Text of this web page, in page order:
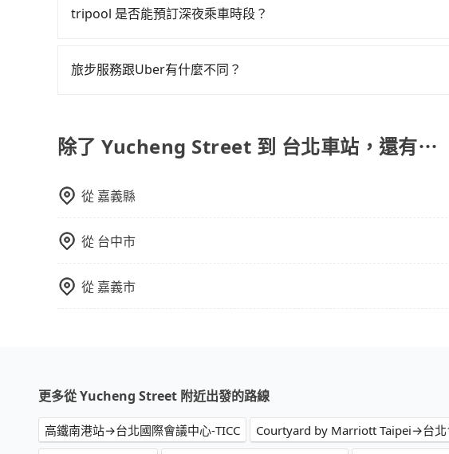
需要載運骨灰罈或在車上進行法事等作業，建議在訂車前先向客服
tripool 是否能預訂深夜乘車時段？
旅步服務跟Uber有什麼不同？
除了 Yucheng Street 到 台北車站，還有⋯
從 嘉義縣
從 台中市
從 嘉義市
更多從 Yucheng Street 附近出發的路線
高鐵南港站→台北國際會議中心-TICC Courtyard by Marriott Taipei→台北